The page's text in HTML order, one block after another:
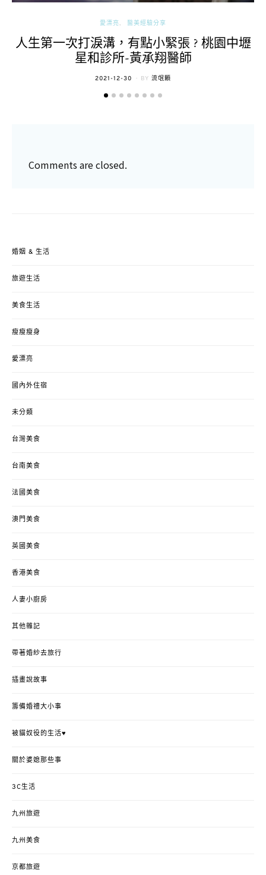
愛漂亮 醫美經驗分享
人生第一次打淚溝，有點小緊張 ? 桃園中壢
星和診所-黃承翔醫師
POSTED
2021-12-30 BY 流氓顆
Comments are closed.
婚姻 & 生活
旅遊生活
美食生活
瘦瘦瘦身
愛漂亮
國內外住宿
未分類
台灣美食
台南美食
法國美食
澳門美食
英國美食
香港美食
人妻小廚房
其他雜記
帶著婚紗去旅行
插畫說故事
籌備婚禮大小事
被貓奴役的生活♥
關於婆媳那些事
3C生活
九州旅遊
九州美食
京都旅遊